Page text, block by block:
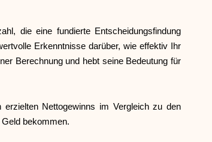
die eine fundierte Entscheidungsfindung
Erkenntnisse darüber, wie effektiv Ihr
Berechnung und hebt seine Bedeutung für
Nettogewinns im Vergleich zu den
bekommen.